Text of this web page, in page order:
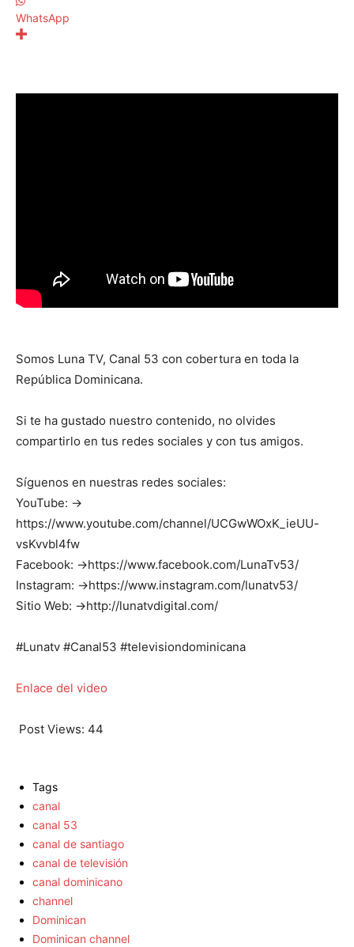
WhatsApp
Somos Luna TV, Canal 53 con cobertura en toda la
República Dominicana.
Si te ha gustado nuestro contenido, no olvides
compartirlo en tus redes sociales y con tus amigos.
Síguenos en nuestras redes sociales:
YouTube: →
https://www.youtube.com/channel/UCGwWOxK_ieUU-
vsKvvbl4fw
Facebook: →https://www.facebook.com/LunaTv53/
Instagram: →https://www.instagram.com/lunatv53/
Sitio Web: →http://lunatvdigital.com/
#Lunatv #Canal53 #televisiondominicana
Enlace del video
Post Views: 44
Tags
canal
canal 53
canal de santiago
canal de televisión
canal dominicano
channel
Dominican
Dominican channel